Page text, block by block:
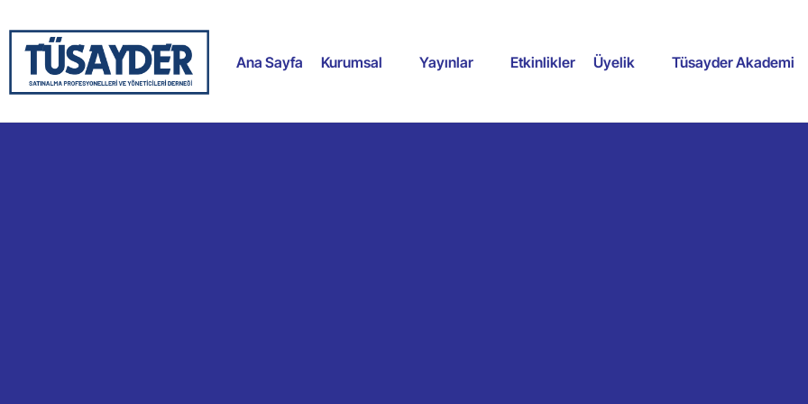
Ana Sayfa Kurumsal Yayınlar Etkinlikler Üyelik Tüsayder Akademi